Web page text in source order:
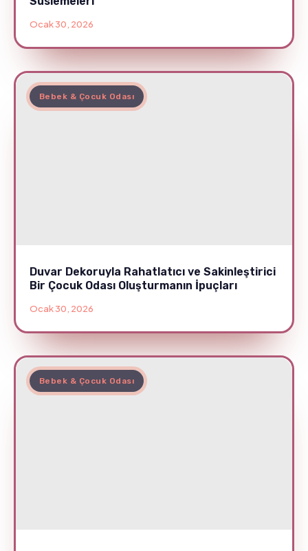
Ocak 30, 2026
Bebek & Çocuk Odası
Duvar Dekoruyla Rahatlatıcı ve Sakinleştirici
Bir Çocuk Odası Oluşturmanın İpuçları
Ocak 30, 2026
Bebek & Çocuk Odası